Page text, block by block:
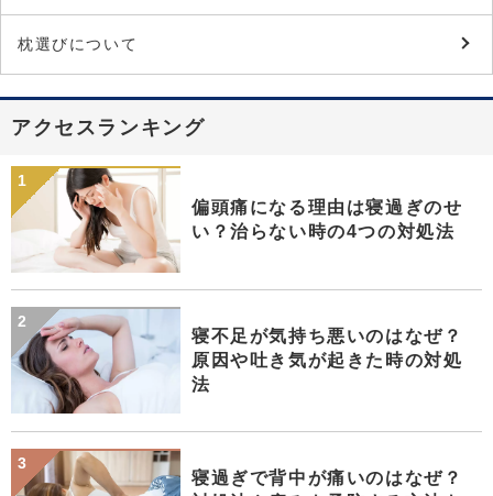
枕選びについて
アクセスランキング
偏頭痛になる理由は寝過ぎのせ
い？治らない時の4つの対処法
寝不足が気持ち悪いのはなぜ？
原因や吐き気が起きた時の対処
法
寝過ぎで背中が痛いのはなぜ？